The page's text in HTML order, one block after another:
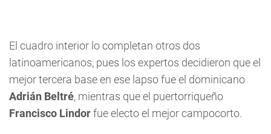
El cuadro interior lo completan otros dos
latinoamericanos, pues los expertos decidieron que el
mejor tercera base en ese lapso fue el dominicano
Adrián Beltré, mientras que el puertorriqueño
Francisco Lindorfue electo el mejor campocorto.